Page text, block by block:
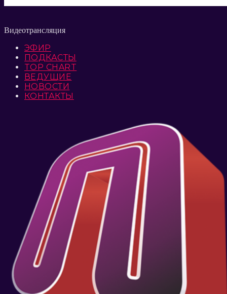
Видеотрансляция
ЭФИР
ПОДКАСТЫ
TOP CHART
ВЕДУЩИЕ
НОВОСТИ
КОНТАКТЫ